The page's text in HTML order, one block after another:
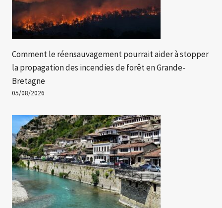
Comment le réensauvagement pourrait aider à stopper
la propagation des incendies de forêt en Grande-
Bretagne
05/08/2026